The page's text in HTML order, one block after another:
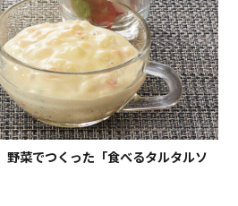
野菜でつくった「食べるタルタルソ